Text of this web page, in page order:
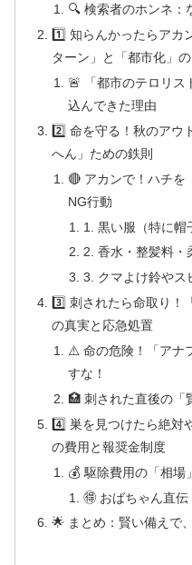
🔍 検索者のホンネ：
1️⃣ 知らんかったらアカ
ターン」と「都市化」
🚨 「都市のテロリス
込んできた理由
2️⃣ 命を守る！秋のアウ
へん」ための鉄則
🔴 アカンで！ハチを
NG行動
1. 黒い服（特に帽
2. 香水・整髪料・
3. クマよけ鈴やス
3️⃣ 刺されたら命取り！
の真実と応急処置
⚠️ 命の危険！「アナ
すな！
🏥 刺された直後の「
4️⃣ 巣を見つけたら絶対
の費用と報奨金制度
💰 駆除費用の「相場
🉐 おばちゃん直
🌟 まとめ：賢い備えで